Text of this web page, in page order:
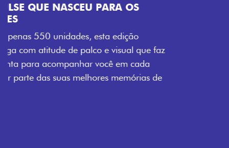
VISUAL COM ENERGIA LOLLABR
Se liga no que compõe a identidade exclusiva do
festival: série numerada, adesivo lateral LollaBR e a
soleira temática que reforçam a exclusividade,
enquanto os detalhes escurecidos, o teto bicolor e as
rodas de liga-leve aro 16” em preto brilhante